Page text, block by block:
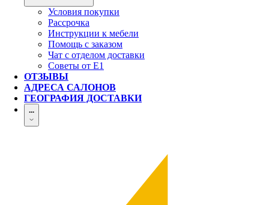
Условия покупки
Рассрочка
Инструкции к мебели
Помощь с заказом
Чат с отделом доставки
Советы от Е1
ОТЗЫВЫ
АДРЕСА САЛОНОВ
ГЕОГРАФИЯ ДОСТАВКИ
...